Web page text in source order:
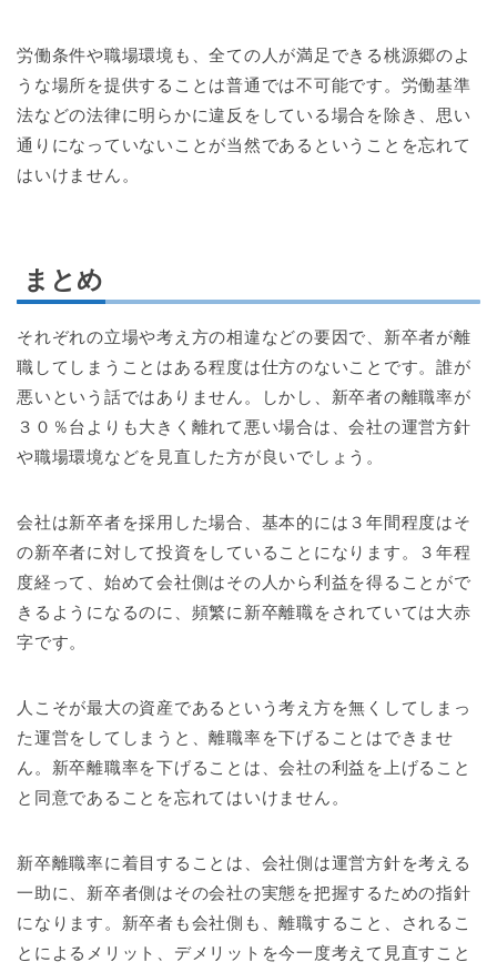
労働条件や職場環境も、全ての人が満足できる桃源郷のよ
うな場所を提供することは普通では不可能です。労働基準
法などの法律に明らかに違反をしている場合を除き、思い
通りになっていないことが当然であるということを忘れて
はいけません。
まとめ
それぞれの立場や考え方の相違などの要因で、新卒者が離
職してしまうことはある程度は仕方のないことです。誰が
悪いという話ではありません。しかし、新卒者の離職率が
３０％台よりも大きく離れて悪い場合は、会社の運営方針
や職場環境などを見直した方が良いでしょう。
会社は新卒者を採用した場合、基本的には３年間程度はそ
の新卒者に対して投資をしていることになります。３年程
度経って、始めて会社側はその人から利益を得ることがで
きるようになるのに、頻繁に新卒離職をされていては大赤
字です。
人こそが最大の資産であるという考え方を無くしてしまっ
た運営をしてしまうと、離職率を下げることはできませ
ん。新卒離職率を下げることは、会社の利益を上げること
と同意であることを忘れてはいけません。
新卒離職率に着目することは、会社側は運営方針を考える
一助に、新卒者側はその会社の実態を把握するための指針
になります。新卒者も会社側も、離職すること、されるこ
とによるメリット、デメリットを今一度考えて見直すこと